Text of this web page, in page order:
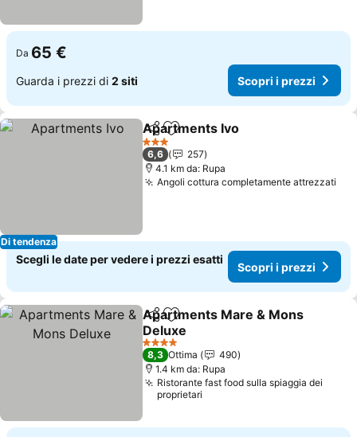
Da 65 €
Guarda i prezzi di 2 siti Scopri i prezzi
Di tendenza
CondividiAggiungi ai preferiti
Apartments Ivo
3 Stelle
6,6
257
4.1 km da: Rupa
Angoli cottura completamente attrezzati
Scegli le date per vedere i prezzi esatti
Scopri i prezzi
CondividiAggiungi ai preferiti
Apartments Mare & Mons
Deluxe
4 Stelle
8,3 Ottima
490
1.4 km da: Rupa
Ristorante fast food sulla spiaggia dei
proprietari